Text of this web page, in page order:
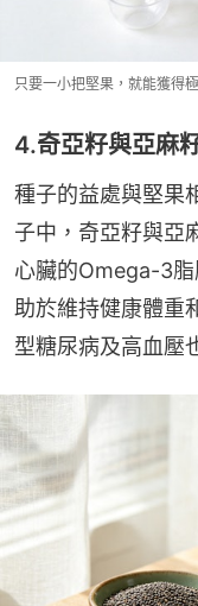
只要一小把堅果，就能獲得
4.奇亞籽與亞麻
種子的益處與堅果
子中，奇亞籽與亞
心臟的Omega-3
助於維持健康體重
型糖尿病及高血壓